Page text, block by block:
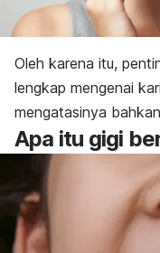
Oleh karena itu,
lengkap mengenai
mengatasinya
Apa itu gigi